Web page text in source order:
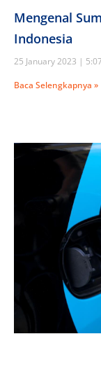
Mengenal
Indonesia
25 January 2023
Baca Selengkapnya »